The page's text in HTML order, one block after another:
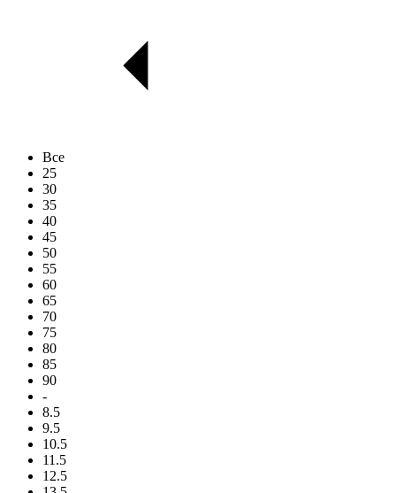
Все
25
30
35
40
45
50
55
60
65
70
75
80
85
90
-
8.5
9.5
10.5
11.5
12.5